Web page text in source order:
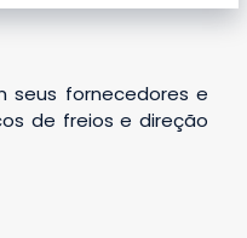
seus fornecedores e
de freios e direção